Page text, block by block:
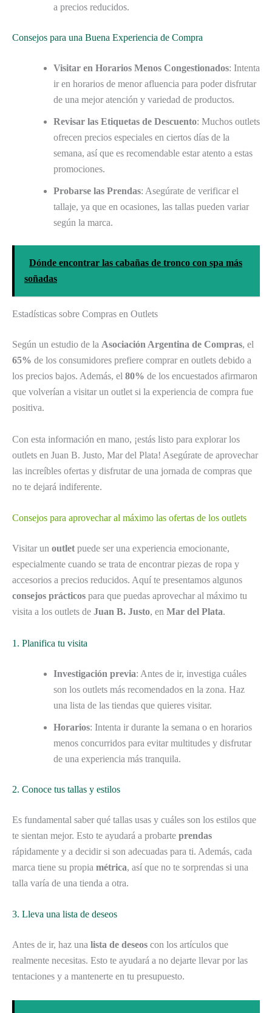
a precios reducidos.
Consejos para una Buena Experiencia de Compra
Visitar en Horarios Menos Congestionados: Intenta
ir en horarios de menor afluencia para poder disfrutar
de una mejor atención y variedad de productos.
Revisar las Etiquetas de Descuento: Muchos outlets
ofrecen precios especiales en ciertos días de la
semana, así que es recomendable estar atento a estas
promociones.
Probarse las Prendas: Asegúrate de verificar el
tallaje, ya que en ocasiones, las tallas pueden variar
según la marca.
Dónde encontrar las cabañas de tronco con spa más
soñadas
Estadísticas sobre Compras en Outlets
Según un estudio de la Asociación Argentina de Compras, el
65% de los consumidores prefiere comprar en outlets debido a
los precios bajos. Además, el 80% de los encuestados afirmaron
que volverían a visitar un outlet si la experiencia de compra fue
positiva.
Con esta información en mano, ¡estás listo para explorar los
outlets en Juan B. Justo, Mar del Plata! Asegúrate de aprovechar
las increíbles ofertas y disfrutar de una jornada de compras que
no te dejará indiferente.
Consejos para aprovechar al máximo las ofertas de los outlets
Visitar un outlet puede ser una experiencia emocionante,
especialmente cuando se trata de encontrar piezas de ropa y
accesorios a precios reducidos. Aquí te presentamos algunos
consejos prácticos para que puedas aprovechar al máximo tu
visita a los outlets de Juan B. Justo, en Mar del Plata.
1. Planifica tu visita
Investigación previa: Antes de ir, investiga cuáles
son los outlets más recomendados en la zona. Haz
una lista de las tiendas que quieres visitar.
Horarios: Intenta ir durante la semana o en horarios
menos concurridos para evitar multitudes y disfrutar
de una experiencia más tranquila.
2. Conoce tus tallas y estilos
Es fundamental saber qué tallas usas y cuáles son los estilos que
te sientan mejor. Esto te ayudará a probarte prendas
rápidamente y a decidir si son adecuadas para ti. Además, cada
marca tiene su propia métrica, así que no te sorprendas si una
talla varía de una tienda a otra.
3. Lleva una lista de deseos
Antes de ir, haz una lista de deseos con los artículos que
realmente necesitas. Esto te ayudará a no dejarte llevar por las
tentaciones y a mantenerte en tu presupuesto.